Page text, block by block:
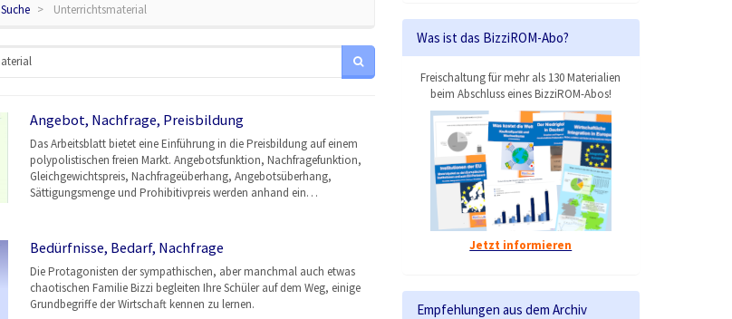
Suche Unterrichtsmaterial
Angebot, Nachfrage, Preisbildung
Das Arbeitsblatt bietet eine Einführung in die Preisbildung auf einem
polypolistischen freien Markt. Angebotsfunktion, Nachfragefunktion,
Gleichgewichtspreis, Nachfrageüberhang, Angebotsüberhang,
Sättigungsmenge und Prohibitivpreis werden anhand ein…
Bedürfnisse, Bedarf, Nachfrage
Die Protagonisten der sympathischen, aber manchmal auch etwas
chaotischen Familie Bizzi begleiten Ihre Schüler auf dem Weg, einige
Grundbegriffe der Wirtschaft kennen zu lernen.
Was ist das BizziROM-Abo?
Freischaltung für mehr als 130 Materialien
beim Abschluss eines BizziROM-Abos!
Jetzt informieren
Empfehlungen aus dem Archiv